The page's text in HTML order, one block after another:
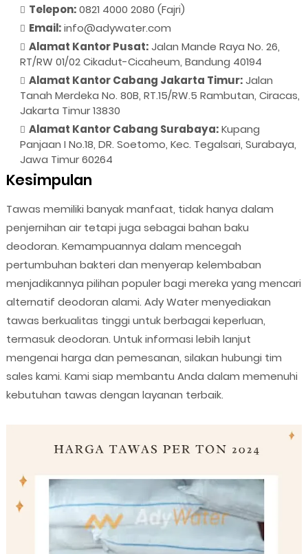
Telepon:0821 4000 2080 (Fajri)
Email:info@adywater.com
Alamat Kantor Pusat:Jalan Mande Raya No. 26,
RT/RW 01/02 Cikadut-Cicaheum, Bandung 40194
Alamat Kantor Cabang Jakarta Timur:Jalan
Tanah Merdeka No. 80B, RT.15/RW.5 Rambutan, Ciracas,
Jakarta Timur 13830
Alamat Kantor Cabang Surabaya:Kupang
Panjaan I No.18, DR. Soetomo, Kec. Tegalsari, Surabaya,
Jawa Timur 60264
Kesimpulan
Tawas memiliki banyak manfaat, tidak hanya dalam
penjernihan air tetapi juga sebagai bahan baku
deodoran. Kemampuannya dalam mencegah
pertumbuhan bakteri dan menyerap kelembaban
menjadikannya pilihan populer bagi mereka yang mencari
alternatif deodoran alami. Ady Water menyediakan
tawas berkualitas tinggi untuk berbagai keperluan,
termasuk deodoran. Untuk informasi lebih lanjut
mengenai harga dan pemesanan, silakan hubungi tim
sales kami. Kami siap membantu Anda dalam memenuhi
kebutuhan tawas dengan layanan terbaik.